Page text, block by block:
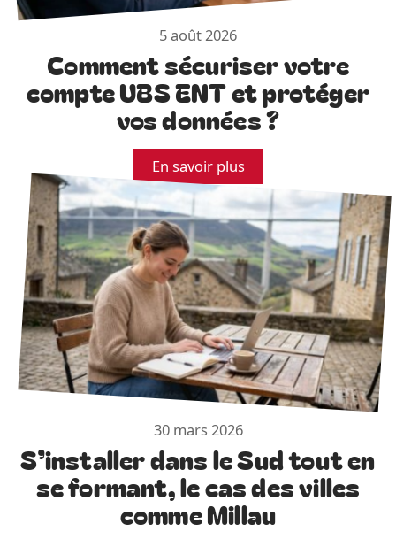
5 août 2026
Comment sécuriser votre
compte UBS ENT et protéger
vos données ?
En savoir plus
30 mars 2026
S’installer dans le Sud tout en
se formant, le cas des villes
comme Millau